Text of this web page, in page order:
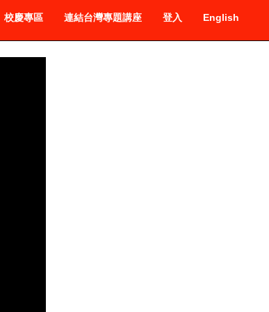
校慶專區 連結台灣專題講座 登入 English